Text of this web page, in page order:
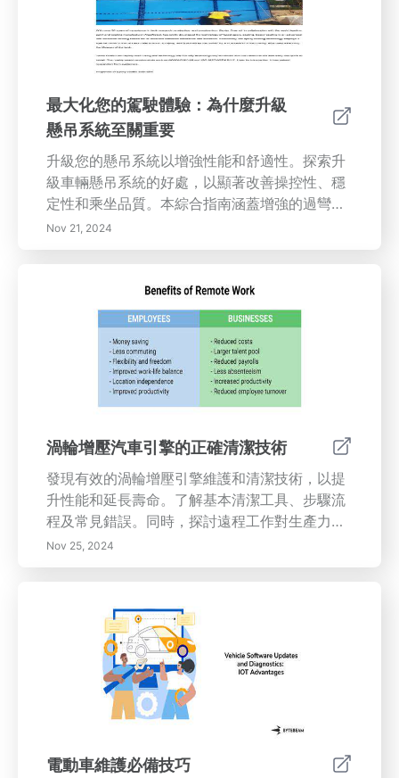
最大化您的駕駛體驗：為什麼升級
懸吊系統至關重要
升級您的懸吊系統以增強性能和舒適性。探索升
級車輛懸吊系統的好處，以顯著改善操控性、穩
定性和乘坐品質。本綜合指南涵蓋增強的過彎性
能、更順暢的乘坐體驗、駕駛過程中的安全性提
高以及長期的成本節省。了解定制懸吊設置如何
重物時實現精確轉向和更好的控制。發現投資先
進懸吊組件如何提高燃油效率並增加車輛的轉售
價值。通過了解高品質懸吊升級在性能和舒適性
中所扮演的關鍵角色，今天就改變您的駕駛體
Nov 21, 2024
渦輪增壓汽車引擎的正確清潔技術
發現有效的渦輪增壓引擎維護和清潔技術，以提
升性能和延長壽命。了解基本清潔工具、步驟流
程及常見錯誤。同時，探討遠程工作對生產力的
影響，包括增強溝通、建立有序工作環境以及設
定明確目標的策略。今天就優化您的引擎保養和
Nov 25, 2024
電動車維護必備技巧